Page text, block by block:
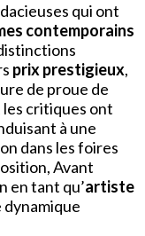
qui ont
contemporains
prix prestigieux,
de proue de
les critiques ont
à une
dans les foires
Avant
en tant qu’artiste
dynamique